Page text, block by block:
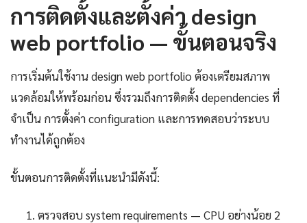
การติดตั้งและตั้งค่า design
web portfolio — ขั้นตอนจริง
การเริ่มต้นใช้งาน design web portfolio ต้องเตรียมสภาพ
แวดล้อมให้พร้อมก่อน ซึ่งรวมถึงการติดตั้ง dependencies ที่
จำเป็น การตั้งค่า configuration และการทดสอบว่าระบบ
ทำงานได้ถูกต้อง
ขั้นตอนการติดตั้งที่แนะนำมีดังนี้:
ตรวจสอบ system requirements — CPU อย่างน้อย 2